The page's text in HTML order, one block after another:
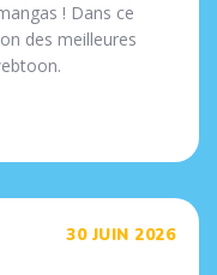
! Dans ce
des meilleures
30 JUIN 2026